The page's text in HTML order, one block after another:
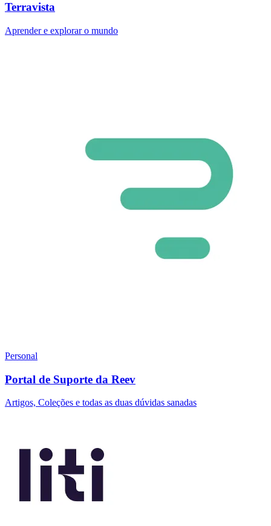
Terravista
Aprender e explorar o mundo
Personal
Portal de Suporte da Reev
Artigos, Coleções e todas as duas dúvidas sanadas